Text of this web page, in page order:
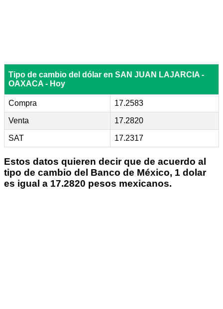
Tipo de cambio del dólar en SAN JUAN LAJARCIA -
OAXACA - Hoy
Compra 17.2583
Venta 17.2820
SAT 17.2317
Estos datos quieren decir que de acuerdo al
tipo de cambio del Banco de México, 1 dolar
es igual a 17.2820 pesos mexicanos.